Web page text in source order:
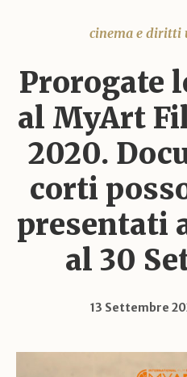
cinema e diritti
Prorogate
al MyArt
2020.
corti
presentati
al 30
13 Settembre